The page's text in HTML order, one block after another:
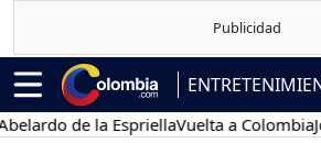
de la EspriellaVuelta a ColombiaJorge